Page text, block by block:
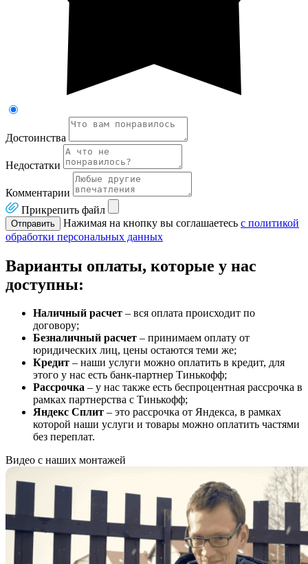
Достоинства
Недостатки
Комментарии
Прикрепить файл
Отправить Нажимая на кнопку вы соглашаетесь с политикой
обработки персональных данных
Варианты оплаты, которые у нас
доступны:
Наличный расчет – вся оплата происходит по
договору;
Безналичный расчет – принимаем оплату от
юридических лиц, цены остаются теми же;
Кредит – наши услуги можно оплатить в кредит, для
этого у нас есть банк-партнер Тинькофф;
Рассрочка – у нас также есть беспроцентная рассрочка в
рамках партнерства с Тинькофф;
Яндекс Сплит – это рассрочка от Яндекса, в рамках
которой наши услуги и товары можно оплатить частями
без переплат.
Видео с наших монтажей